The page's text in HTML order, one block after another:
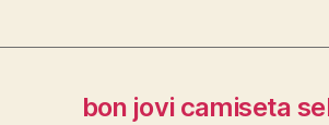
bon jovi camiseta